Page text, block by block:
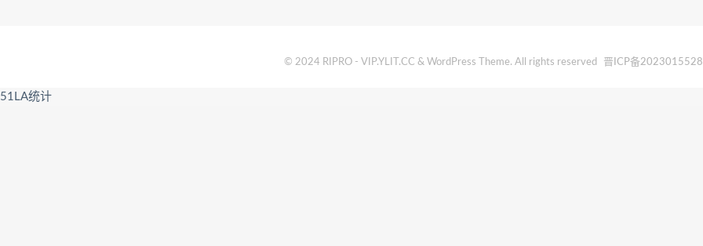
© 2024 RIPRO - VIP.YLIT.CC & WordPress Theme. All rights reserved 晋ICP备
51LA统计